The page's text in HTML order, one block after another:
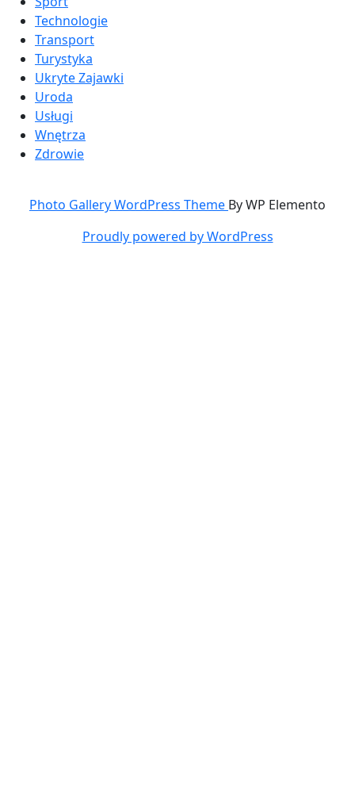
Technologie
Transport
Turystyka
Ukryte Zajawki
Uroda
Usługi
Wnętrza
Zdrowie
Photo Gallery WordPress Theme By WP Elemento
Proudly powered by WordPress